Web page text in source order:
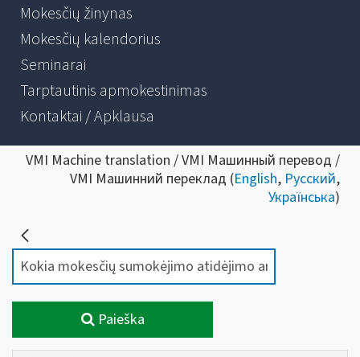
Mokesčių žinynas
Mokesčių kalendorius
Seminarai
Tarptautinis apmokestinimas
Kontaktai / Apklausa
VMI Machine translation / VMI Машинный перевод /
VMI Машинний переклад (English, Русский,
Українська)
Paieška